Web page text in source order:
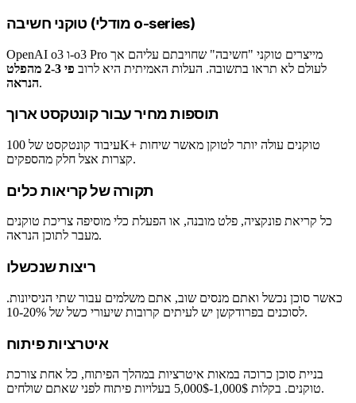
טוקני חשיבה (מודלי o-series)
OpenAI o3 ו-o3 Pro מייצרים טוקני "חשיבה" שחויבתם עליהם אך
לעולם לא תראו בתשובה. העלות האמיתית היא לרוב
פי 2-3 מהפלט
הנראה.
תוספות מחיר עבור קונטקסט ארוך
עיבוד קונטקסט של 100K+ טוקנים עולה יותר לטוקן מאשר שיחות
קצרות אצל חלק מהספקים.
תקורה של קריאות כלים
כל קריאת פונקציה, פלט מובנה, או הפעלת כלי מוסיפה צריכת טוקנים
מעבר לתוכן הנראה.
ריצות שנכשלו
כאשר סוכן נכשל ואתם מנסים שוב, אתם משלמים עבור שתי הניסיונות.
לסוכנים בפרודקשן יש לעיתים קרובות שיעורי כשל של 10-20%.
איטרציות פיתוח
בניית סוכן כרוכה במאות איטרציות במהלך הפיתוח, כל אחת צורכת
טוקנים. בקלות 1,000$-5,000$ בעלויות פיתוח לפני שאתם שולחים.